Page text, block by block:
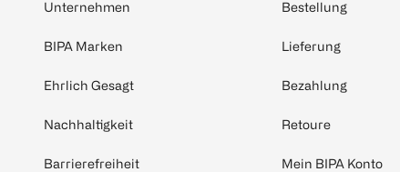
Unternehmen
BIPA Marken
Ehrlich Gesagt
Nachhaltigkeit
Barrierefreiheit
Bestellung
Lieferung
Bezahlung
Retoure
Mein BIPA Konto